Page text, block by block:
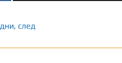
, след